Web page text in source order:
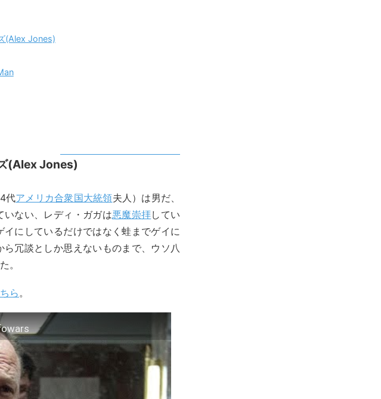
(Alex Jones)
(Alex Jones)
代アメリカ合衆国大統領夫人）は男だ、
いない、レディ・ガガは悪魔崇拝してい
にしているだけではなく蛙までゲイに
冗談としか思えないものまで、ウソ八
。
ら。